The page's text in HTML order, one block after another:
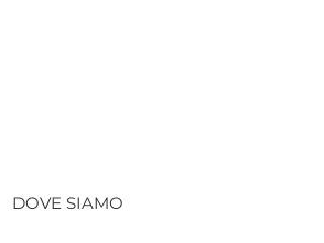
DOVE SIAMO